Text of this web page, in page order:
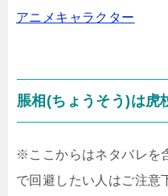
アニメキャラクター
脹相(ちょうそう)は虎
※ここからはネタバレを
で回避したい人はご注意